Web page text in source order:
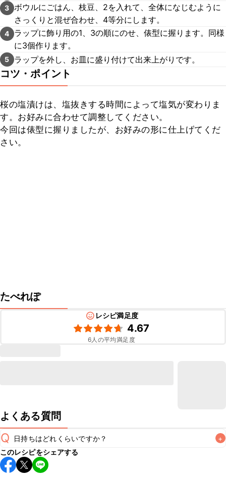
3 ボウルにごはん、枝豆、2を入れて、全体になじむように
さっくりと混ぜ合わせ、4等分にします。
4
ラップに飾り用の1、3の順にのせ、俵型に握ります。同様
に3個作ります。
5 ラップを外し、お皿に盛り付けて出来上がりです。
コツ・ポイント
桜の塩漬けは、塩抜きする時間によって塩気が変わりま
す。お好みに合わせて調整してください。
今回は俵型に握りましたが、お好みの形に仕上げてくだ
さい。
たべれぽ
レシピ満足度
4.67
6人の平均満足度
よくある質問
Q 日持ちはどれくらいですか？ +
保存期間は冷蔵で当日中が目安です。なるべくお早めにお召
し上がりください。
このレシピをシェアする